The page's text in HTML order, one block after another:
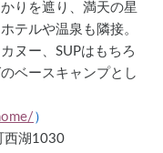
りを遮り、満天の星
テルや温泉も隣接。
ヌー、SUPはもちろ
ベースキャンプとし
）
西湖1030